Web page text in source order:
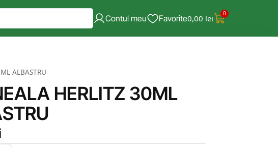
Contul meu Favorite0,00 lei 0
ALBASTRU
HERLITZ 30ML